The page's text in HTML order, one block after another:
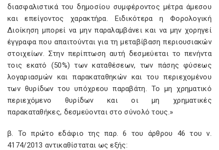
διασφαλιστικά του δημοσίου συμφέροντος μέτρα άμεσου
και επείγοντος χαρακτήρα. Ειδικότερα η Φορολογική
Διοίκηση μπορεί να μην παραλαμβάνει και να μην χορηγεί
έγγραφα που απαιτούνται για τη μεταβίβαση περιουσιακών
στοιχείων. Στην περίπτωση αυτή δεσμεύεται το πενήντα
τοις εκατό (50%) των καταθέσεων, των πάσης φύσεως
λογαριασμών και παρακαταθηκών και του περιεχομένου
των θυρίδων του υπόχρεου παραβάτη. Το μη χρηματικό
περιεχόμενο θυρίδων και οι μη χρηματικές
παρακαταθήκες, δεσμεύονται στο σύνολό τους.»
β. Το πρώτο εδάφιο της παρ. 6 του άρθρου 46 του ν.
4174/2013 αντικαθίσταται ως εξής: